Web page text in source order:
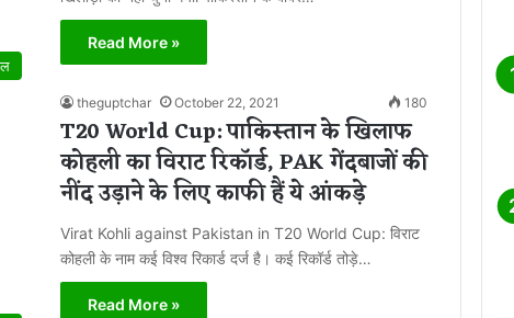
Read More »
theguptchar October 22, 2021 180
T20 World Cup: पाकिस्तान के खिलाफ
कोहली का विराट रिकॉर्ड, PAK गेंदबाजों की
नींद उड़ाने के लिए काफी हैं ये आंकड़े
Virat Kohli against Pakistan in T20 World Cup: विराट
कोहली के नाम कई विश्व रिकार्ड दर्ज है। कई रिकॉर्ड तोड़े…
Read More »